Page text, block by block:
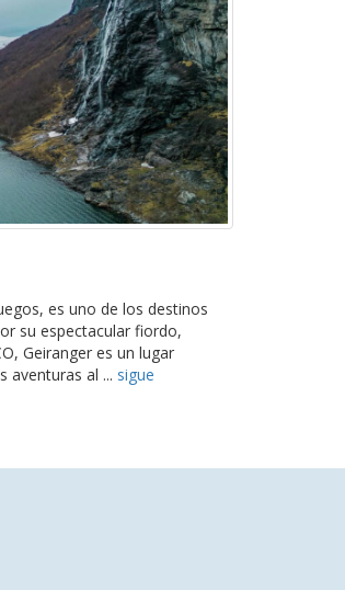
es uno de los destinos
su espectacular fiordo,
Geiranger es un lugar
aventuras al ... sigue